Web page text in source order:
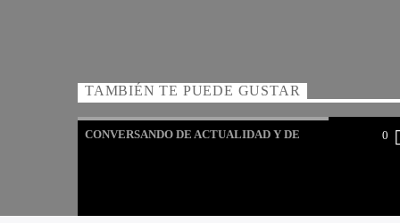
TAMBIÉN TE PUEDE GUSTAR
CONVERSANDO DE ACTUALIDAD Y DE 0